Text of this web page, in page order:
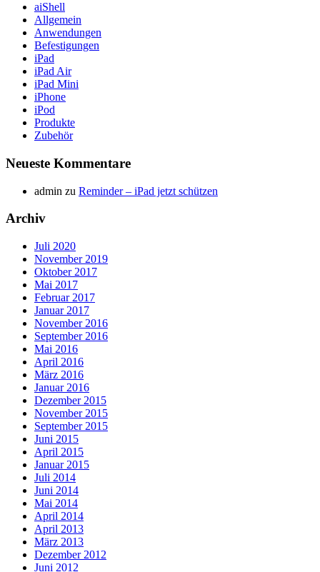
aiShell
Allgemein
Anwendungen
Befestigungen
iPad
iPad Air
iPad Mini
iPhone
iPod
Produkte
Zubehör
Neueste Kommentare
admin zu Reminder – iPad jetzt schützen
Archiv
Juli 2020
November 2019
Oktober 2017
Mai 2017
Februar 2017
Januar 2017
November 2016
September 2016
Mai 2016
April 2016
März 2016
Januar 2016
Dezember 2015
November 2015
September 2015
Juni 2015
April 2015
Januar 2015
Juli 2014
Juni 2014
Mai 2014
April 2014
April 2013
März 2013
Dezember 2012
Juni 2012